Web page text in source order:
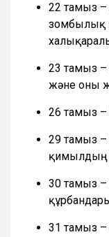
22 тамыз –
зомбылық
23 тамыз
және оны
26 тамыз –
29 тамыз –
қимылдың
30 тамыз
31 тамыз –